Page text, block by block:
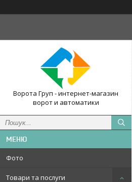
Ворота Груп - интернет-магазин
ворот и автоматики
Фото
Товари та послуги